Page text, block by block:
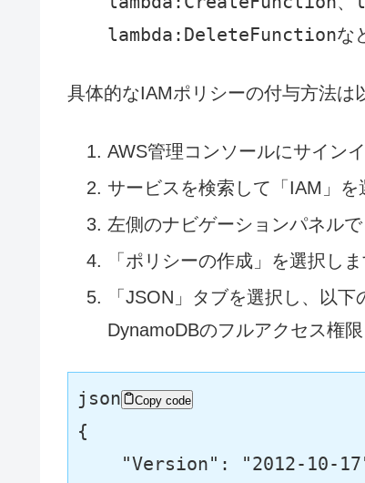
lambda:DeleteFunctionな
具体的なIAMポリシーの付与方法は
AWS管理コンソールにサインイ
サービスを検索して「IAM」を
左側のナビゲーションパネル
「ポリシーの作成」を選択しま
「JSON」タブを選択し、以
DynamoDBのフルアクセス権
json Copy code
{
"Version" : "2012-10-